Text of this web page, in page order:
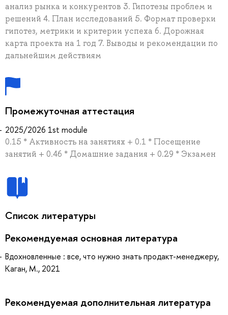
анализ рынка и конкурентов 3. Гипотезы проблем и
решений 4. План исследований 5. Формат проверки
гипотез, метрики и критерии успеха 6. Дорожная
карта проекта на 1 год 7. Выводы и рекомендации по
дальнейшим действиям
Промежуточная аттестация
2025/2026 1st module
0.15 * Активность на занятиях + 0.1 * Посещение
занятий + 0.46 * Домашние задания + 0.29 * Экзамен
Список литературы
Рекомендуемая основная литература
Вдохновленные : все, что нужно знать продакт-менеджеру,
Каган, М., 2021
Рекомендуемая дополнительная литература